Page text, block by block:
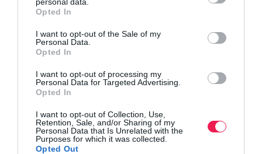
Opted In
I want to opt-out of the Sale of my
Personal Data.
Opted In
I want to opt-out of processing my
Personal Data for Targeted Advertising.
Opted In
I want to opt-out of Collection, Use,
Retention, Sale, and/or Sharing of my
Personal Data that Is Unrelated with the
Purposes for which it was collected.
Opted Out